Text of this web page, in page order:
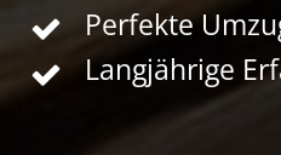
Perfekte
Langjährige